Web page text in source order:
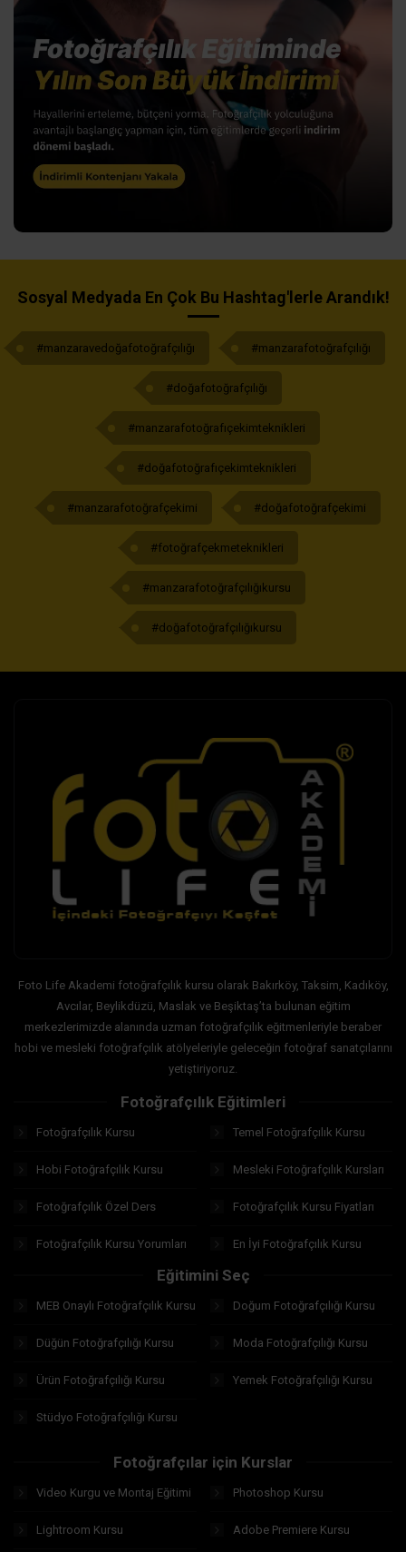
Sosyal Medyada En Çok Bu Hashtag'lerle Arandık!
#manzaravedoğafotoğrafçılığı #manzarafotoğrafçılığı
#doğafotoğrafçılığı
#manzarafotoğrafıçekimteknikleri
#doğafotoğrafıçekimteknikleri
#manzarafotoğrafçekimi #doğafotoğrafçekimi
#fotoğrafçekmeteknikleri
#manzarafotoğrafçılığıkursu
#doğafotoğrafçılığıkursu
Foto Life Akademi fotoğrafçılık kursu olarak Bakırköy, Taksim, Kadıköy,
Avcılar, Beylikdüzü, Maslak ve Beşiktaş’ta bulunan eğitim
merkezlerimizde alanında uzman fotoğrafçılık eğitmenleriyle beraber
hobi ve mesleki fotoğrafçılık atölyeleriyle geleceğin fotoğraf sanatçılarını
yetiştiriyoruz.
Fotoğrafçılık Eğitimleri
Fotoğrafçılık Kursu Temel Fotoğrafçılık Kursu
Hobi Fotoğrafçılık Kursu Mesleki Fotoğrafçılık Kursları
Fotoğrafçılık Özel Ders Fotoğrafçılık Kursu Fiyatları
Fotoğrafçılık Kursu Yorumları En İyi Fotoğrafçılık Kursu
Eğitimini Seç
MEB Onaylı Fotoğrafçılık Kursu Doğum Fotoğrafçılığı Kursu
Düğün Fotoğrafçılığı Kursu Moda Fotoğrafçılığı Kursu
Ürün Fotoğrafçılığı Kursu Yemek Fotoğrafçılığı Kursu
Stüdyo Fotoğrafçılığı Kursu
Fotoğrafçılar için Kurslar
Video Kurgu ve Montaj Eğitimi Photoshop Kursu
Lightroom Kursu Adobe Premiere Kursu